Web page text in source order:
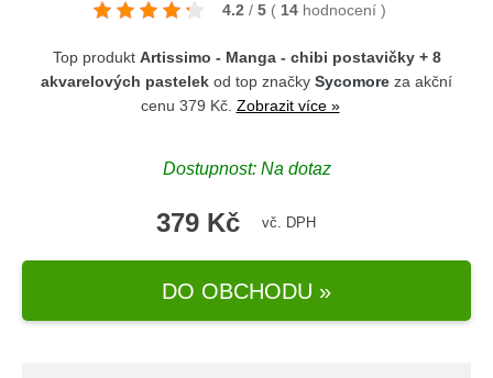
4.2 / 5 ( 14 hodnocení )
Top produkt Artissimo - Manga - chibi postavičky + 8
akvarelových pastelek od top značky Sycomore za akční
cenu 379 Kč. Zobrazit více »
Dostupnost: Na dotaz
379 Kč vč. DPH
DO OBCHODU »